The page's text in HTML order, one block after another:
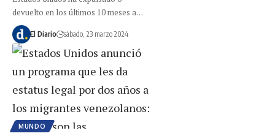
devuelto en los últimos 10 meses a…
El Diario sábado, 23 marzo 2024
MUNDO